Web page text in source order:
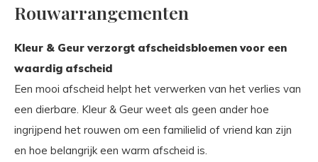
Rouwarrangementen
Kleur & Geur verzorgt afscheidsbloemen voor een
waardig afscheid
Een mooi afscheid helpt het verwerken van het verlies van
een dierbare. Kleur & Geur weet als geen ander hoe
ingrijpend het rouwen om een familielid of vriend kan zijn
en hoe belangrijk een warm afscheid is.